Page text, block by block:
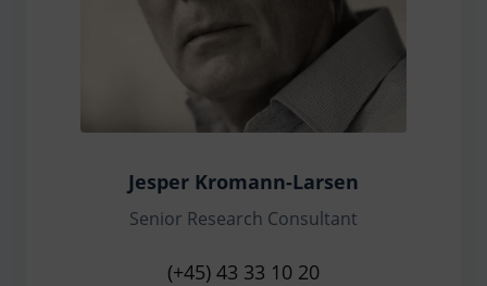
Jesper Kromann-Larsen
Senior Research Consultant
(+45) 43 33 10 20